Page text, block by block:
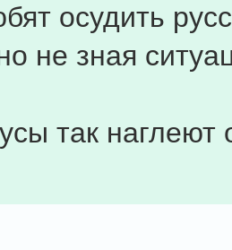
осудить
не зная
так наглеют